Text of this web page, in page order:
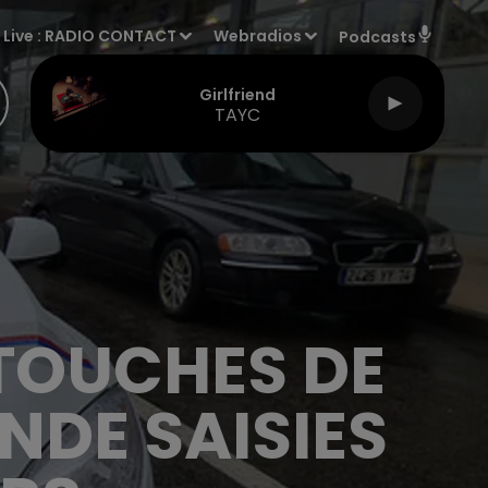
Live : RADIO CONTACT Webradios Podcasts
Girlfriend
TAYC
DE
SAISIES